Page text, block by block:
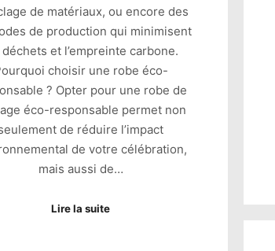
de matériaux, ou encore des
de production qui minimisent
et l’empreinte carbone.
choisir une robe éco-
? Opter pour une robe de
éco-responsable permet non
de réduire l’impact
de votre célébration,
mais aussi de…
Lire la suite